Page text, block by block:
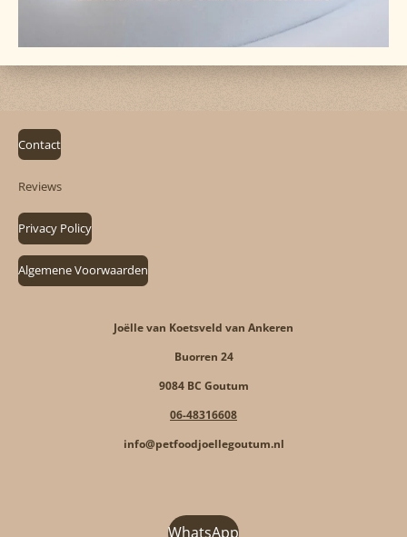
Contact
Reviews
Privacy Policy
Algemene Voorwaarden
Joëlle van Koetsveld van Ankeren
Buorren 24
9084 BC Goutum
06-48316608
info@petfoodjoellegoutum.nl
WhatsApp